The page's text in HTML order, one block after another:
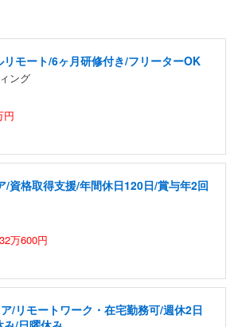
モート/6ヶ月研修付き/フリーターOK
ング
円
/資格取得支援/年間休日120日/賞与年2回
万600円
/リモートワーク・在宅勤務可/週休2日